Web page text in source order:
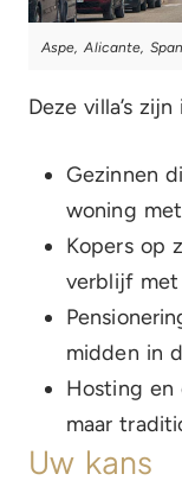
Aspe, Alicante,
Deze villa’s
Gezinnen
woning
Kopers op
verblijf met
midden in
Hosting en
maar
Uw kans